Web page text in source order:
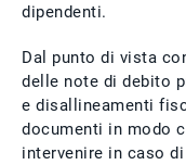
dipendenti.
Dal punto di vista
delle note di debito
e disallineamenti
documenti in modo
intervenire in caso